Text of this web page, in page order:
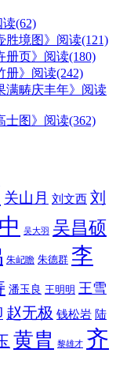
读(62)
境图》 阅读(121)
页》 阅读(180)
》 阅读(242)
畴庆丰年》 阅读
图》 阅读(362)
关山月 刘文西 刘
吴大羽 吴昌硕
朱屺瞻 朱德群 李
潘玉良 王明明 王雪
赵无极 钱松岩 陆
黄胄 黎雄才 齐